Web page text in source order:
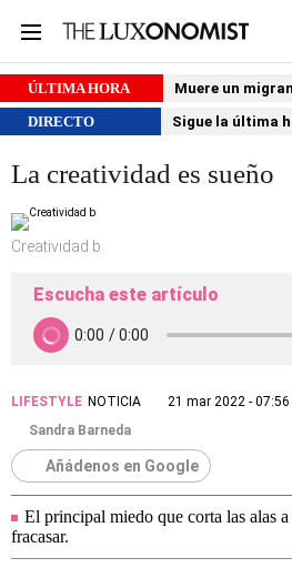
ÚLTIMA HORA
Muere un
DIRECTO
Sigue la última
La creatividad es sueño
Creatividad b
Escucha este artículo
LIFESTYLE NOTICIA
21 mar 2022 - 07:56
Sandra Barneda
Añádenos en Google
El principal miedo que corta las alas
fracasar.